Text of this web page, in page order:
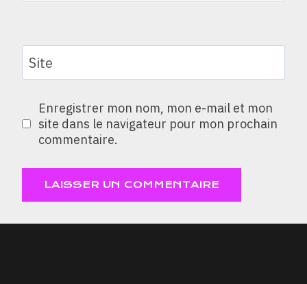
Site
Enregistrer mon nom, mon e-mail et mon
site dans le navigateur pour mon prochain
commentaire.